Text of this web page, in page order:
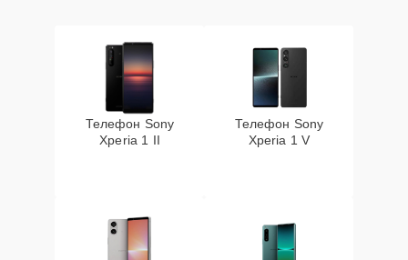
Телефон Sony
Xperia 1 II
Телефон Sony
Xperia 1 V